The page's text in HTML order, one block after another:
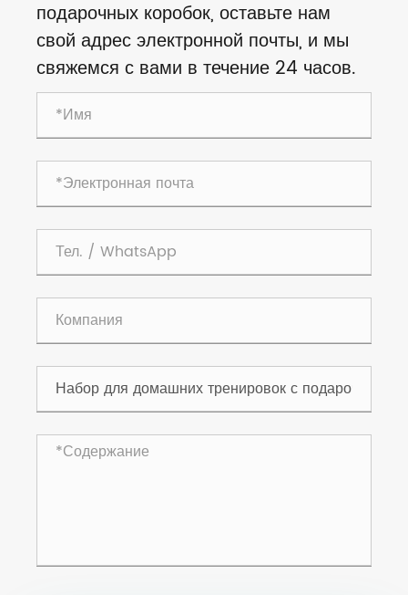
подарочных коробок, оставьте нам
свой адрес электронной почты, и мы
свяжемся с вами в течение 24 часов.